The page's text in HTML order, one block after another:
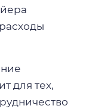
для тех,